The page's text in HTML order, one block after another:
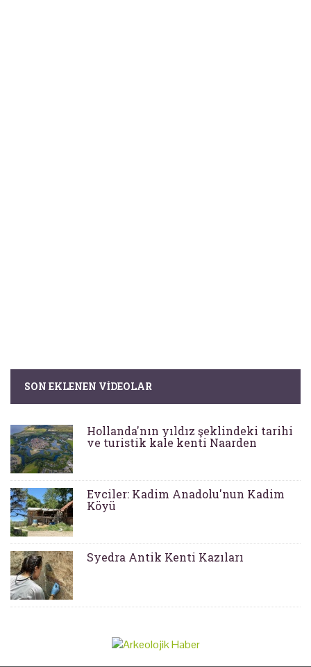
SON EKLENEN VIDEOLAR
Hollanda'nın yıldız şeklindeki tarihi
ve turistik kale kenti Naarden
Evciler: Kadim Anadolu'nun Kadim
Köyü
Syedra Antik Kenti Kazıları